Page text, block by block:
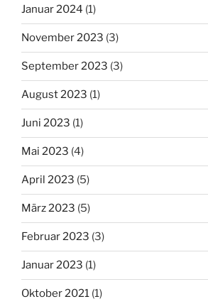
Januar 2024 (1)
November 2023 (3)
September 2023 (3)
August 2023 (1)
Juni 2023 (1)
Mai 2023 (4)
April 2023 (5)
März 2023 (5)
Februar 2023 (3)
Januar 2023 (1)
Oktober 2021 (1)